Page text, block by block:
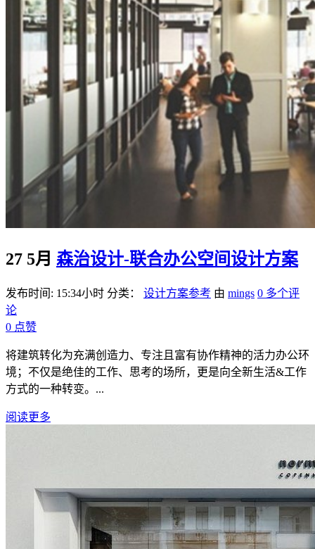
27 5月 森治设计-联合办公空间设计方案
发布时间: 15:34小时 分类： 设计方案参考 由 mings 0 多个评
论
0 点赞
将建筑转化为充满创造力、专注且富有协作精神的活力办公环
境；不仅是绝佳的工作、思考的场所，更是向全新生活&工作
方式的一种转变。...
阅读更多